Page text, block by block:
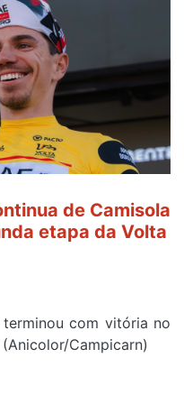
de Camisola
etapa da Volta
com vitória no
Campicarn)